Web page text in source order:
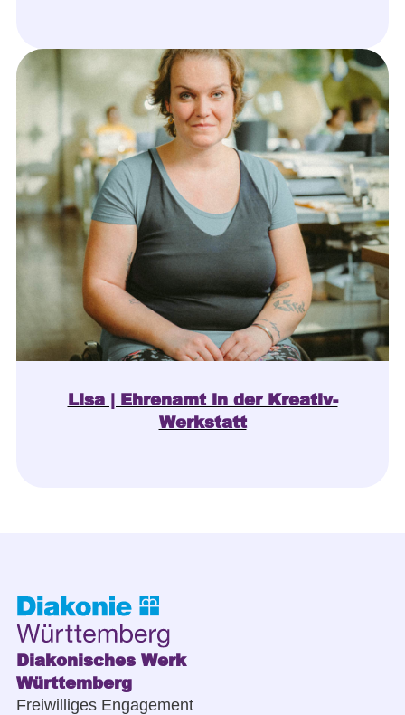
Lisa | Ehrenamt in der Kreativ-
Werkstatt
Diakonisches Werk
Württemberg
Freiwilliges Engagement